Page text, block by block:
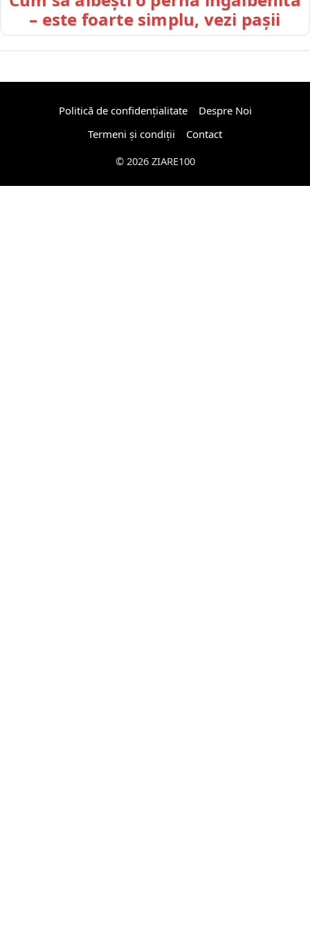
– este foarte simplu, vezi pașii
Politică de confidențialitate
Despre Noi
Termeni și condiții
Contact
© 2026 ZIARE100